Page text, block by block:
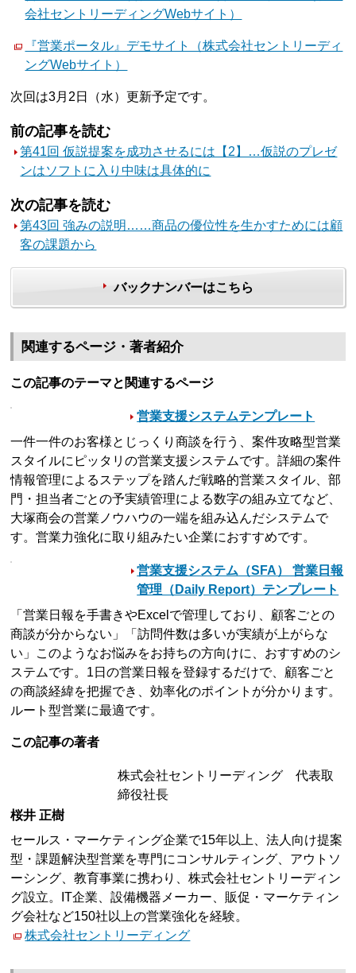
会社セントリーディングWebサイト）
『営業ポータル』デモサイト（株式会社セントリーディ
ングWebサイト）
次回は3月2日（水）更新予定です。
前の記事を読む
第41回 仮説提案を成功させるには【2】…仮説のプレゼ
ンはソフトに入り中味は具体的に
次の記事を読む
第43回 強みの説明……商品の優位性を生かすためには顧
客の課題から
バックナンバーはこちら
関連するページ・著者紹介
この記事のテーマと関連するページ
営業支援システムテンプレート
一件一件のお客様とじっくり商談を行う、案件攻略型営業
スタイルにピッタリの営業支援システムです。詳細の案件
情報管理によるステップを踏んだ戦略的営業スタイル、部
門・担当者ごとの予実績管理による数字の組み立てなど、
大塚商会の営業ノウハウの一端を組み込んだシステムで
す。営業力強化に取り組みたい企業におすすめです。
営業支援システム（SFA） 営業日報
管理（Daily Report）テンプレート
「営業日報を手書きやExcelで管理しており、顧客ごとの
商談が分からない」「訪問件数は多いが実績が上がらな
い」このようなお悩みをお持ちの方向けに、おすすめのシ
ステムです。1日の営業日報を登録するだけで、顧客ごと
の商談経緯を把握でき、効率化のポイントが分かります。
ルート型営業に最適です。
この記事の著者
株式会社セントリーディング 代表取
締役社長
桜井 正樹
セールス・マーケティング企業で15年以上、法人向け提案
型・課題解決型営業を専門にコンサルティング、アウトソ
ーシング、教育事業に携わり、株式会社セントリーディン
グ設立。IT企業、設備機器メーカー、販促・マーケティン
グ会社など150社以上の営業強化を経験。
株式会社セントリーディング